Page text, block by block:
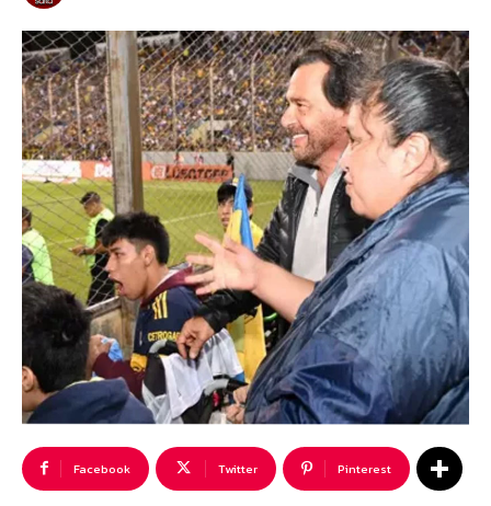
Facebook Twitter Pinterest